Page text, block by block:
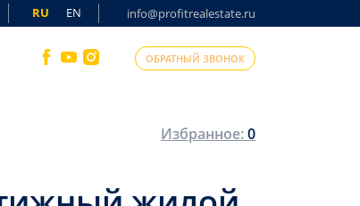
RU EN info@profitrealestate.ru
ОБРАТНЫЙ ЗВОНОК
Избранное:0